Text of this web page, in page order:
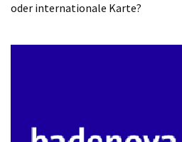
oder internationale Karte?